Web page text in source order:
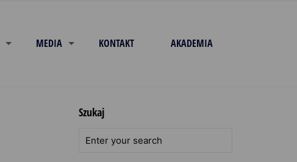
MEDIA KONTAKT AKADEMIA
Szukaj